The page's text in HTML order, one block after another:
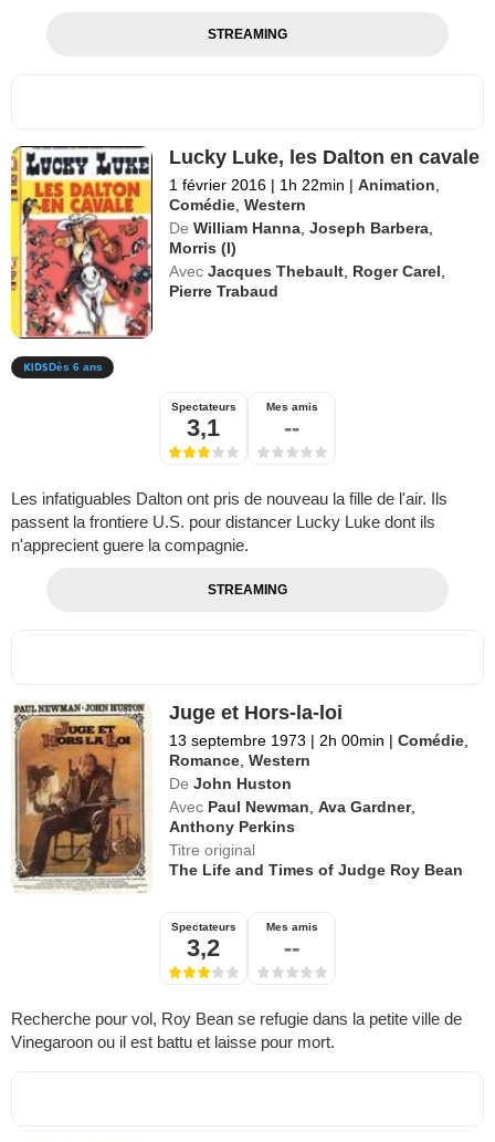
STREAMING
Lucky Luke, les Dalton en cavale
1 février 2016 | 1h 22min | Animation,
Comédie,Western
De William Hanna,Joseph Barbera,
Morris (I)
Avec Jacques Thebault, Roger Carel,
Pierre Trabaud
Dès 6 ans
Spectateurs
3,1
Mes amis
--
Les infatiguables Dalton ont pris de nouveau la fille de l'air. Ils
passent la frontiere U.S. pour distancer Lucky Luke dont ils
n'apprecient guere la compagnie.
STREAMING
Juge et Hors-la-loi
13 septembre 1973 | 2h 00min | Comédie,
Romance,Western
De John Huston
Avec Paul Newman,Ava Gardner,
Anthony Perkins
Titre original
The Life and Times of Judge Roy Bean
Spectateurs
3,2
Mes amis
--
Recherche pour vol, Roy Bean se refugie dans la petite ville de
Vinegaroon ou il est battu et laisse pour mort.